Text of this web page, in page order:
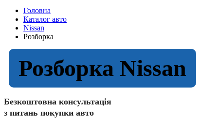
Головна
Каталог авто
Nissan
Розборка
Розборка Nissan
Безкоштовна консультація
з питань покупки авто